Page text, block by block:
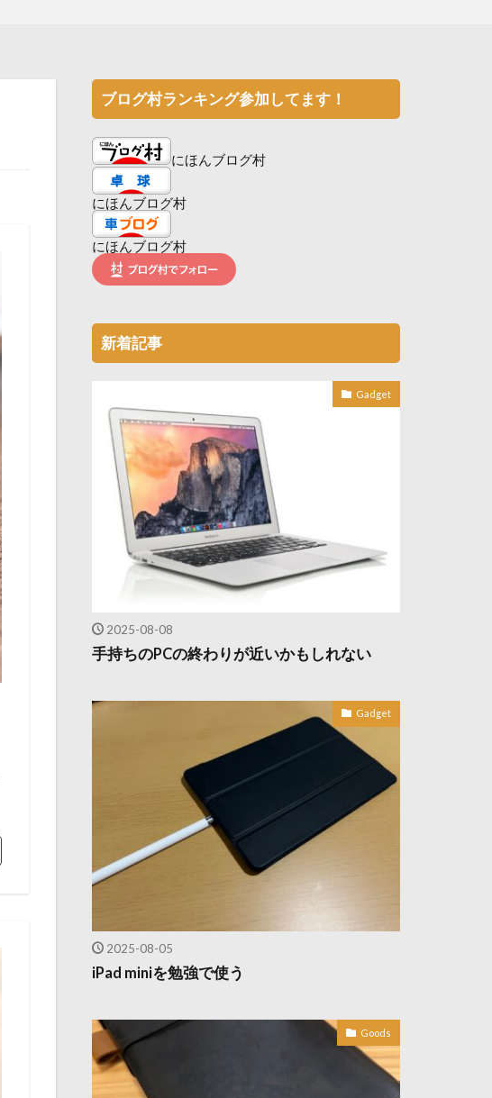
ブログ村ランキング参加してます！
にほんブログ村
にほんブログ村
にほんブログ村
新着記事
Gadget
2025-08-08
手持ちのPCの終わりが近いかもしれない
Gadget
2025-08-05
iPad miniを勉強で使う
Goods